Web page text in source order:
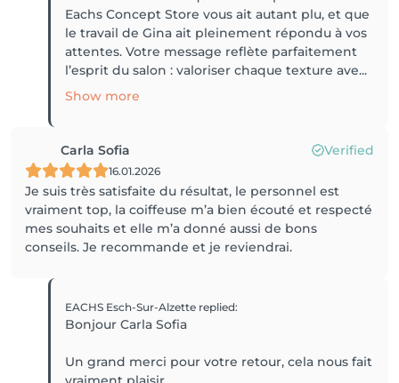
Eachs Concept Store vous ait autant plu, et que
le travail de Gina ait pleinement répondu à vos
attentes. Votre message reflète parfaitement
l’esprit du salon : valoriser chaque texture ave...
Show more
Carla Sofia Verified
16.01.2026
Je suis très satisfaite du résultat, le personnel est
vraiment top, la coiffeuse m’a bien écouté et respecté
mes souhaits et elle m’a donné aussi de bons
conseils. Je recommande et je reviendrai.
EACHS Esch-Sur-Alzette replied:
Bonjour Carla Sofia
Un grand merci pour votre retour, cela nous fait